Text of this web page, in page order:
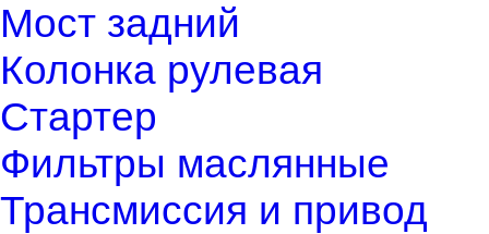
Мост задний
Колонка рулевая
Стартер
Фильтры маслянные
Трансмиссия и привод